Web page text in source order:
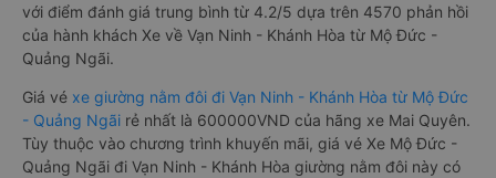
với điểm đánh giá trung bình từ 4.2/5 dựa trên 4570 phản hồi
của hành khách Xe về Vạn Ninh - Khánh Hòa từ Mộ Đức -
Quảng Ngãi.
Giá vé xe giường nằm đôi đi Vạn Ninh - Khánh Hòa từ Mộ Đức
- Quảng Ngãi rẻ nhất là 600000VND của hãng xe Mai Quyên.
Tùy thuộc vào chương trình khuyến mãi, giá vé Xe Mộ Đức -
Quảng Ngãi đi Vạn Ninh - Khánh Hòa giường nằm đôi này có